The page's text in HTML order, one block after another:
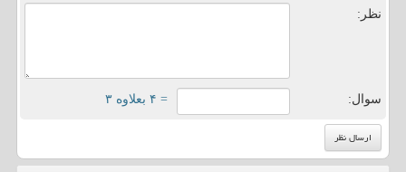
نظر:
سوال: = ۴ بعلاوه ۳